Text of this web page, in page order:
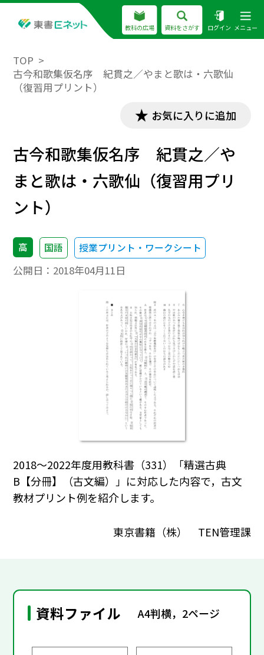
教科の広場 資料をさがす ログイン メニュー
TOP
古今和歌集仮名序 紀貫之／やまと歌は・六歌仙
（復習用プリント）
お気に入りに追加
古今和歌集仮名序 紀貫之／や
まと歌は・六歌仙（復習用プリ
ント）
高 国語 授業プリント・ワークシート
公開日： 2018年04月11日
2018～2022年度用教科書（331）「精選古典
B【分冊】（古文編）」に対応した内容で，古文
教材プリント例を紹介します。
東京書籍（株） TEN管理課
資料ファイル A4判横，2ページ